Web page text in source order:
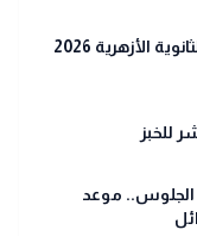
رابط شغال الآن.. استعلم عن نتيجة الثانوية الأزهرية 2026
للخبز
الأزهرية 2026 برقم الجلوس.. موعد